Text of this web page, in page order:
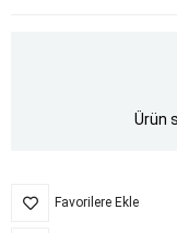
Ürün
Favorilere Ekle